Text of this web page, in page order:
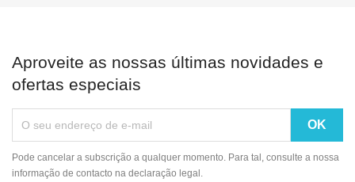
Aproveite as nossas últimas novidades e
ofertas especiais
Pode cancelar a subscrição a qualquer momento. Para tal, consulte a nossa
informação de contacto na declaração legal.